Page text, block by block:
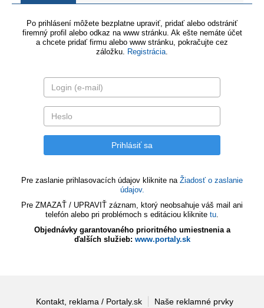
Po prihlásení môžete bezplatne upraviť, pridať alebo odstrániť
firemný profil alebo odkaz na www stránku. Ak ešte nemáte účet
a chcete pridať firmu alebo www stránku, pokračujte cez
záložku. Registrácia.
Pre zaslanie prihlasovacích údajov kliknite na Žiadosť o zaslanie
údajov.
Pre ZMAZAŤ / UPRAVIŤ záznam, ktorý neobsahuje váš mail ani
telefón alebo pri problémoch s editáciou kliknite tu.
Objednávky garantovaného prioritného umiestnenia a
ďalších služieb: www.portaly.sk
Kontakt, reklama / Portaly.sk
Naše reklamné prvky